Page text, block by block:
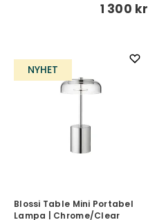
1 300 kr
NYHET
Blossi Table Mini Portabel
Lampa | Chrome/Clear